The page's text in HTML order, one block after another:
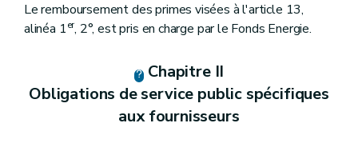
Le remboursement des primes visées à l'article 13,
alinéa 1er, 2°, est pris en charge par le Fonds Energie.
Chapitre II
Obligations de service public spécifiques
aux fournisseurs